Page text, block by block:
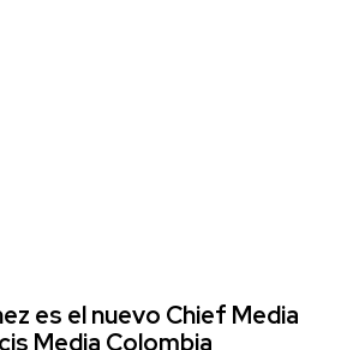
es el nuevo Chief Media
Media Colombia